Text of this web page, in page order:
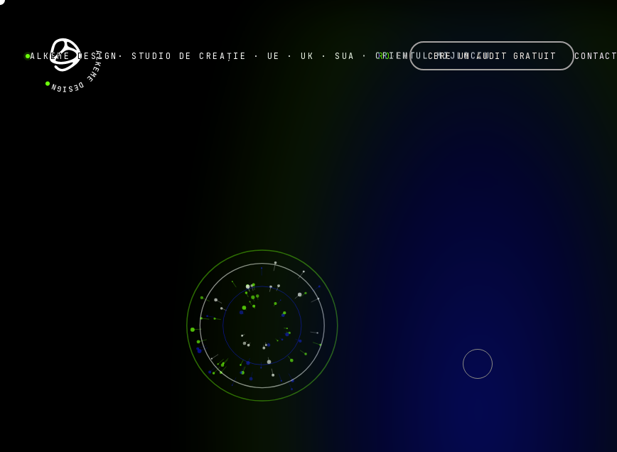
ALKEME DESIGN · STUDIO DE CREAȚIE · UE · UK · SUA · ORIENTUL MIJLOCIU
ALKEME DESIGN
●
RO·EN CERE UN AUDIT GRATUIT CONTACT